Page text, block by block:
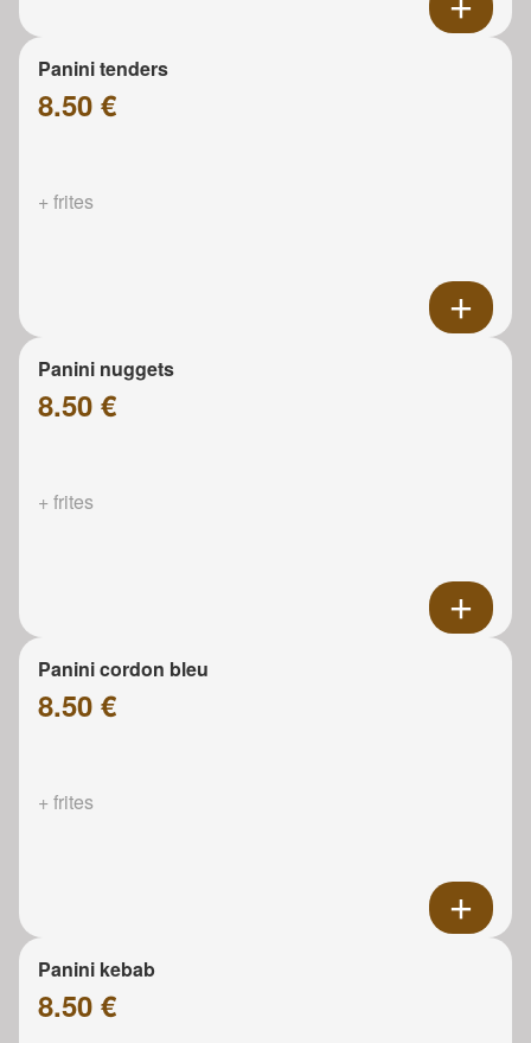
Panini tenders
8.50 €
+ frites
Panini nuggets
8.50 €
+ frites
Panini cordon bleu
8.50 €
+ frites
Panini kebab
8.50 €